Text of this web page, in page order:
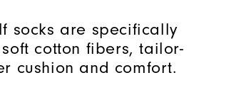
socks are specifically
cotton fibers, tailor-
cushion and comfort.